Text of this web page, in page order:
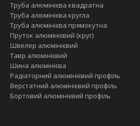
Труба алюмінієва квадратна
Труба алюмінієва кругла
Труба алюмінієва прямокутна
Пруток алюмінієвий (круг)
Швелер алюмінієвий
Тавр алюмінієвий
Шина алюмінієва
Радіаторний алюмінієвий профіль
Верстатний алюмінієвий профіль
Бортовий алюмінієвий профіль